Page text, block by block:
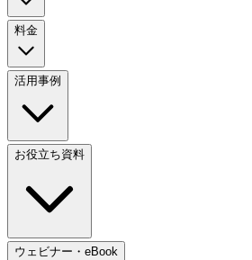
料金
活用事例
お役立ち資料
ウェビナー・eBook